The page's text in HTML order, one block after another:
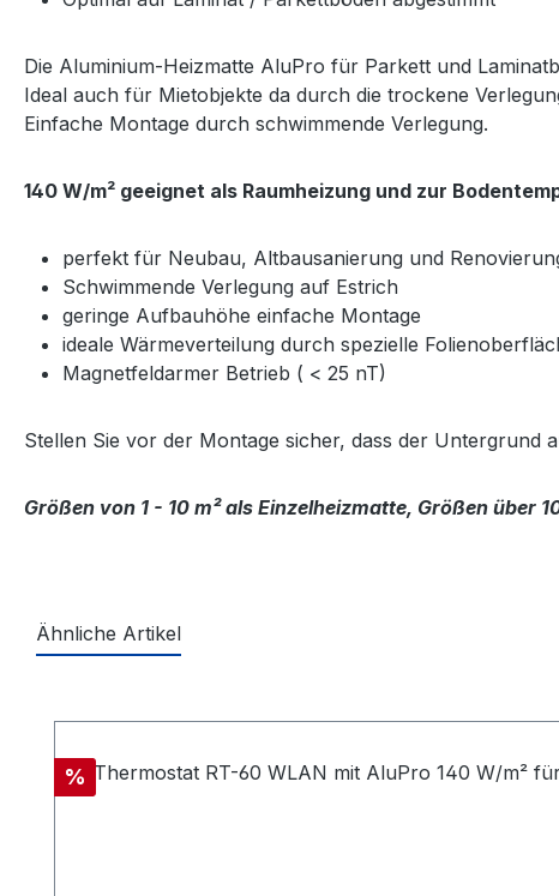
Die Aluminium-Heizmatte AluPro für Parkett und
Ideal auch für Mietobjekte da durch die trockene
Einfache Montage durch schwimmende Verlegung.
140 W/m² geeignet als Raumheizung und zur
perfekt für Neubau, Altbausanierung und
Schwimmende Verlegung auf Estrich
geringe Aufbauhöhe einfache Montage
ideale Wärmeverteilung durch spezielle
Magnetfeldarmer Betrieb ( < 25 nT)
Stellen Sie vor der Montage sicher, dass der Untergrund
Größen von 1 - 10 m² als Einzelheizmatte, Größen über
Ähnliche Artikel
Rabatt
%